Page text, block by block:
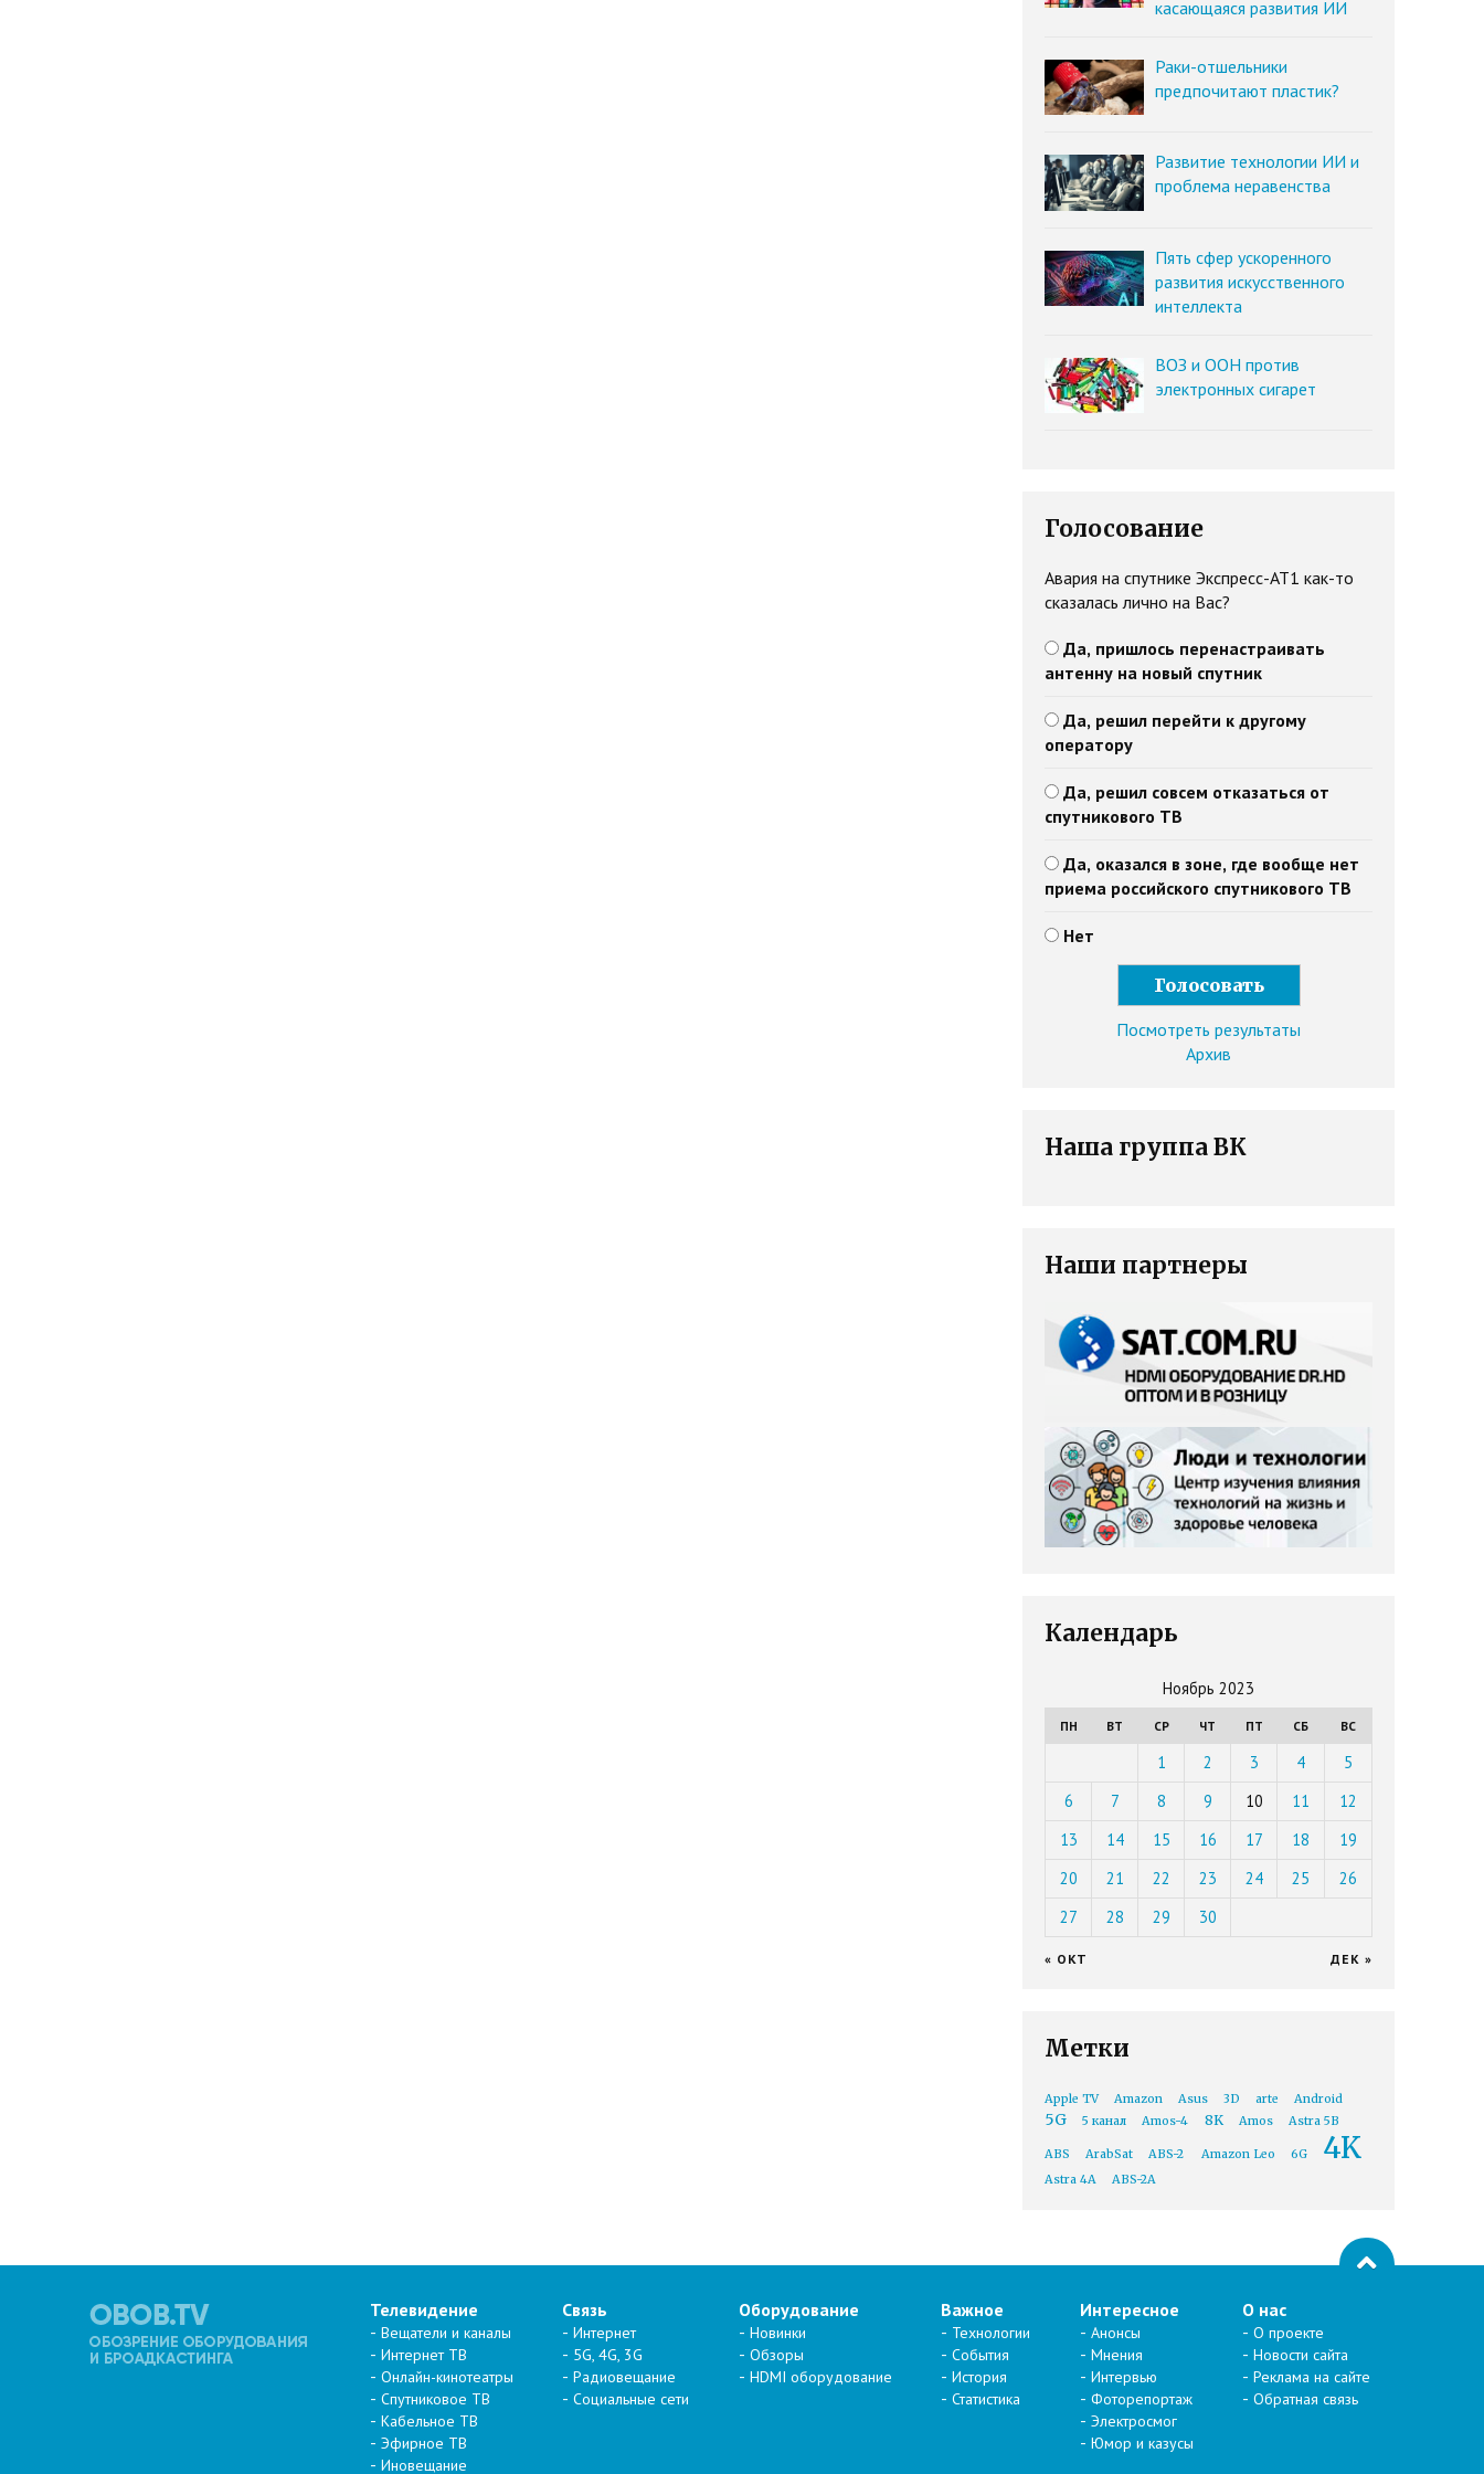
касающаяся развития ИИ
Раки-отшельники
предпочитают пластик?
Развитие технологии ИИ и
проблема неравенства
Пять сфер ускоренного
развития искусственного
интеллекта
ВОЗ и ООН против
электронных сигарет
Голосование
Авария на спутнике Экспресс-АТ1 как-то
сказалась лично на Вас?
Да, пришлось перенастраивать
антенну на новый спутник
Да, решил перейти к другому
оператору
Да, решил совсем отказаться от
спутникового ТВ
Да, оказался в зоне, где вообще нет
приема российского спутникового ТВ
Нет
Посмотреть результаты
Архив
Наша группа ВК
Наши партнеры
Календарь
Ноябрь 2023
ПН ВТ СР ЧТ ПТ СБ ВС
1 2 3 4
5
6
7 8 9 10 11
12
13
14 15 16 17 18
19
20
21 22 23 24 25
26
27
28 29 30
« ОКТ ДЕК »
Метки
Apple TV Amazon Asus 3D arte Android
5G 5 канал Amos-4 8K Amos Astra 5B
ABS ArabSat ABS-2 Amazon Leo 6G 4K
Astra 4A ABS-2A
Телевидение
Вещатели и каналы
Интернет ТВ
Онлайн-кинотеатры
Спутниковое ТВ
Кабельное ТВ
Эфирное ТВ
Иновещание
Связь
Интернет
5G, 4G, 3G
Радиовещание
Социальные сети
Оборудование
Новинки
Обзоры
HDMI оборудование
Важное
Технологии
События
История
Статистика
Интересное
Анонсы
Мнения
Интервью
Фоторепортаж
Электросмог
Юмор и казусы
О нас
О проекте
Новости сайта
Реклама на сайте
Обратная связь